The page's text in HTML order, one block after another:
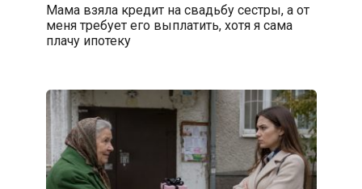
Мама взяла кредит на свадьбу сестры, а от
меня требует его выплатить, хотя я сама
плачу ипотеку